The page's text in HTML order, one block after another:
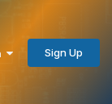
Sign Up